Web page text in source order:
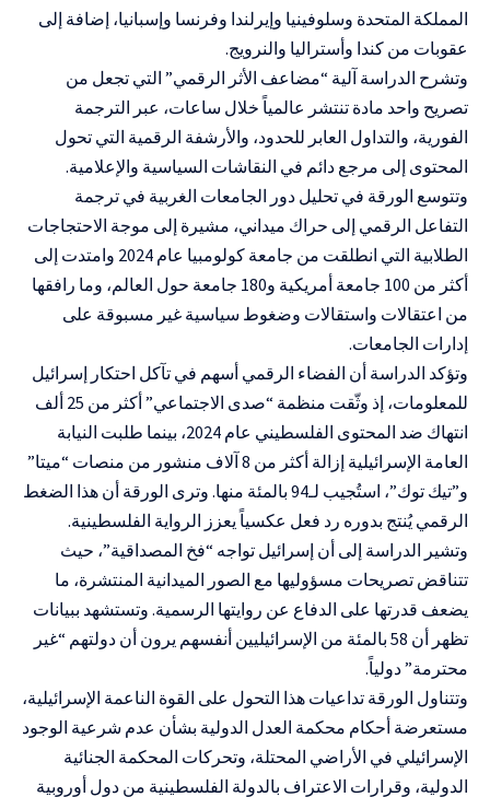
المملكة المتحدة وسلوفينيا وإيرلندا وفرنسا وإسبانيا، إضافة إلى
عقوبات من كندا وأستراليا والنرويج.
وتشرح الدراسة آلية “مضاعف الأثر الرقمي” التي تجعل من
تصريح واحد مادة تنتشر عالمياً خلال ساعات، عبر الترجمة
الفورية، والتداول العابر للحدود، والأرشفة الرقمية التي تحول
المحتوى إلى مرجع دائم في النقاشات السياسية والإعلامية.
وتتوسع الورقة في تحليل دور الجامعات الغربية في ترجمة
التفاعل الرقمي إلى حراك ميداني، مشيرة إلى موجة الاحتجاجات
الطلابية التي انطلقت من جامعة كولومبيا عام 2024 وامتدت إلى
أكثر من 100 جامعة أمريكية و180 جامعة حول العالم، وما رافقها
من اعتقالات واستقالات وضغوط سياسية غير مسبوقة على
إدارات الجامعات.
وتؤكد الدراسة أن الفضاء الرقمي أسهم في تآكل احتكار إسرائيل
للمعلومات، إذ وثّقت منظمة “صدى الاجتماعي” أكثر من 25 ألف
انتهاك ضد المحتوى الفلسطيني عام 2024، بينما طلبت النيابة
العامة الإسرائيلية إزالة أكثر من 8 آلاف منشور من منصات “ميتا”
و”تيك توك”، استُجيب لـ94 بالمئة منها. وترى الورقة أن هذا الضغط
الرقمي يُنتج بدوره رد فعل عكسياً يعزز الرواية الفلسطينية.
وتشير الدراسة إلى أن إسرائيل تواجه “فخ المصداقية”، حيث
تتناقض تصريحات مسؤوليها مع الصور الميدانية المنتشرة، ما
يضعف قدرتها على الدفاع عن روايتها الرسمية. وتستشهد ببيانات
تظهر أن 58 بالمئة من الإسرائيليين أنفسهم يرون أن دولتهم “غير
محترمة” دولياً.
وتتناول الورقة تداعيات هذا التحول على القوة الناعمة الإسرائيلية،
مستعرضة أحكام محكمة العدل الدولية بشأن عدم شرعية الوجود
الإسرائيلي في الأراضي المحتلة، وتحركات المحكمة الجنائية
الدولية، وقرارات الاعتراف بالدولة الفلسطينية من دول أوروبية